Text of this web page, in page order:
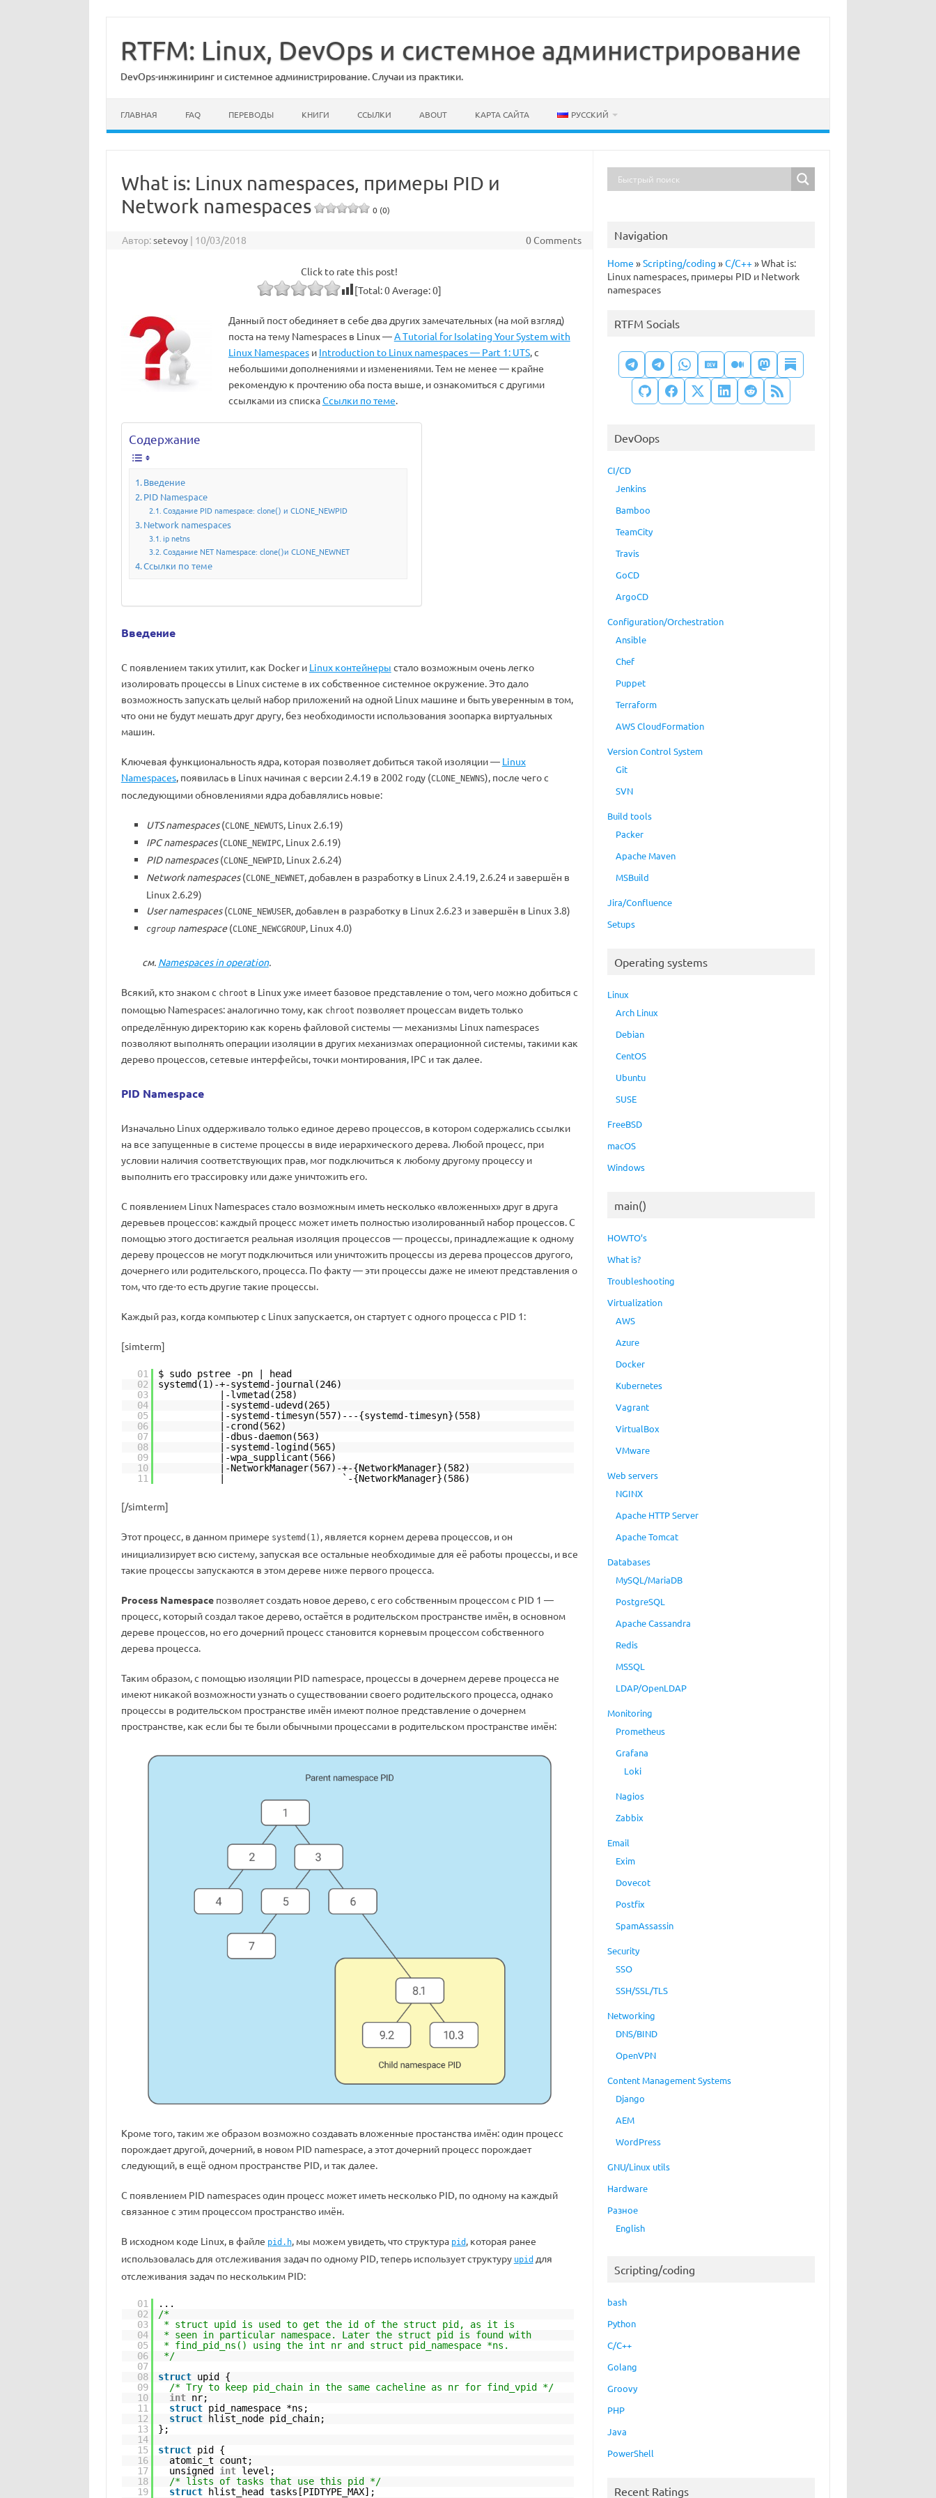
содержимому
RTFM: Linux, DevOps и системное администрирование
DevOps-инжиниринг и системное администрирование. Случаи из практики.
ГЛАВНАЯ FAQ ПЕРЕВОДЫ КНИГИ ССЫЛКИ ABOUT КАРТА САЙТА РУССКИЙ
What is: Linux namespaces, примеры PID и
Network namespaces
0 (0)
Автор:setevoy | 10/03/2018 0 Comments
Click to rate this post!
[Total:0Average:0]
Данный пост обединяет в себе два других замечательных (на мой взгляд)
поста на тему Namespaces в Linux —A Tutorial for Isolating Your System with
Linux Namespacesи Introduction to Linux namespaces — Part 1: UTS, с
небольшими дополнениями и изменениями. Тем не менее — крайне
рекомендую к прочтению оба поста выше, и ознакомиться с другими
ссылками из спискаСсылки по теме.
Содержание
Введение
PID Namespace
Создание PID namespace: clone() и CLONE_NEWPID
Network namespaces
ip netns
Создание NET Namespace: clone()и CLONE_NEWNET
Ссылки по теме
Введение
С появлением таких утилит, как Docker и Linux контейнеры стало возможным очень легко
изолировать процессы в Linux системе в их собственное системное окружение. Это дало
возможность запускать целый набор приложений на одной Linux машине и быть уверенным в том,
что они не будут мешать друг другу, без необходимости использования зоопарка виртуальных
машин.
Ключевая функциональность ядра, которая позволяет добиться такой изоляции — Linux
Namespaces, появилась в Linux начиная с версии 2.4.19 в 2002 году (CLONE_NEWNS), после чего с
последующими обновлениями ядра добавлялись новые:
UTS namespaces(CLONE_NEWUTS, Linux 2.6.19)
IPC namespaces(CLONE_NEWIPC, Linux 2.6.19)
PID namespaces(CLONE_NEWPID, Linux 2.6.24)
Network namespaces(CLONE_NEWNET, добавлен в разработку в Linux 2.4.19, 2.6.24 и завершён в
Linux 2.6.29)
User namespaces(CLONE_NEWUSER, добавлен в разработку в Linux 2.6.23 и завершён в Linux 3.8)
cgroupnamespace(CLONE_NEWCGROUP, Linux 4.0)
см. Namespaces in operation.
Всякий, кто знаком с chroot в Linux уже имеет базовое представление о том, чего можно добиться с
помощью Namespaces: аналогично тому, как chroot позволяет процессам видеть только
определённую директорию как корень файловой системы — механизмы Linux namespaces
позволяют выполнять операции изоляции в других механизмах операционной системы, такими как
дерево процессов, сетевые интерфейсы, точки монтирования, IPC и так далее.
PID Namespace
Изначально Linux оддерживало только единое дерево процессов, в котором содержались ссылки
на все запущенные в системе процессы в виде иерархического дерева. Любой процесс, при
условии наличия соответствующих прав, мог подключиться к любому другому процессу и
выполнить его трассировку или даже уничтожить его.
С появлением Linux Namespaces стало возможным иметь несколько «вложенных» друг в друга
деревьев процессов: каждый процесс может иметь полностью изолированный набор процессов. С
помощью этого достигается реальная изоляция процессов — процессы, принадлежащие к одному
дереву процессов не могут подключиться или уничтожить процессы из дерева процессов другого,
дочернего или родительского, процесса. По факту — эти процессы даже не имеют представления о
том, что где-то есть другие такие процессы.
Каждый раз, когда компьютер с Linux запускается, он стартует с одного процесса с PID 1:
[simterm]
01
$ sudo pstree -pn | head
02
systemd(1)-+-systemd-journal(246)
03
|-lvmetad(258)
04
|-systemd-udevd(265)
05
|-systemd-timesyn(557)---{systemd-timesyn}(558)
06
|-crond(562)
07
|-dbus-daemon(563)
08
|-systemd-logind(565)
09
|-wpa_supplicant(566)
10
|-NetworkManager(567)-+-{NetworkManager}(582)
11
| `-{NetworkManager}(586)
[/simterm]
Этот процесс, в данном примере systemd(1) , является корнем дерева процессов, и он
инициализирует всю систему, запуская все остальные необходимые для её работы процессы, и все
такие процессы запускаются в этом дереве ниже первого процесса.
Process Namespaceпозволяет создать новое дерево, с его собственным процессом с PID 1 —
процесс, который создал такое дерево, остаётся в родительском пространстве имён, в основном
дереве процессов, но его дочерний процесс становится корневым процессом собственного
дерева процесса.
Таким образом, с помощью изоляции PID namespace, процессы в дочернем дереве процесса не
имеют никакой возможности узнать о существовании своего родительского процесса, однако
процессы в родительском пространстве имён имеют полное представление о дочернем
пространстве, как если бы те были обычными процессами в родительском пространстве имён:
Кроме того, таким же образом возможно создавать вложенные простанства имён: один процесс
порождает другой, дочерний, в новом PID namespace, а этот дочерний процесс порождает
следующий, в ещё одном пространстве PID, и так далее.
С появлением PID namespaces один процесс может иметь несколько PID, по одному на каждый
связанное с этим процессом пространство имён.
В исходном коде Linux, в файле pid.h, мы можем увидеть, что структура pid, которая ранее
использовалась для отслеживания задач по одному PID, теперь использует структуру upidдля
отслеживания задач по нескольким PID:
01
...
02
/*
03
* struct upid is used to get the id of the struct pid, as it is
04
* seen in particular namespace. Later the struct pid is found with
05
* find_pid_ns() using the int nr and struct pid_namespace *ns.
06
*/
07
08
struct upid {
09
/* Try to keep pid_chain in the same cacheline as nr for find_vpid */
10
int nr;
11
struct pid_namespace *ns;
12
struct
hlist_node pid_chain;
13
};
14
15
struct pid {
16
atomic_t count;
17
unsigned int level;
18
/* lists of tasks that use this pid */
19
struct
hlist_head tasks[PIDTYPE_MAX];
Navigation
Home »Scripting/coding »C/C++»What is:
Linux namespaces, примеры PID и Network
namespaces
RTFM Socials
DevOops
CI/CD
Jenkins
Bamboo
TeamCity
Travis
GoCD
ArgoCD
Configuration/Orchestration
Ansible
Chef
Puppet
Terraform
AWS CloudFormation
Version Control System
Git
SVN
Build tools
Packer
Apache Maven
MSBuild
Jira/Confluence
Setups
Operating systems
Linux
Arch Linux
Debian
CentOS
Ubuntu
SUSE
FreeBSD
macOS
Windows
main()
HOWTO’s
What is?
Troubleshooting
Virtualization
AWS
Azure
Docker
Kubernetes
Vagrant
VirtualBox
VMware
Web servers
NGINX
Apache HTTP Server
Apache Tomcat
Databases
MySQL/MariaDB
PostgreSQL
Apache Cassandra
Redis
MSSQL
LDAP/OpenLDAP
Monitoring
Prometheus
Grafana
Loki
Nagios
Zabbix
Email
Exim
Dovecot
Postfix
SpamAssassin
Security
SSO
SSH/SSL/TLS
Networking
DNS/BIND
OpenVPN
Content Management Systems
Django
AEM
WordPress
GNU/Linux utils
Hardware
Разное
English
Scripting/coding
bash
Python
C/C++
Golang
Groovy
PHP
Java
PowerShell
Recent Ratings